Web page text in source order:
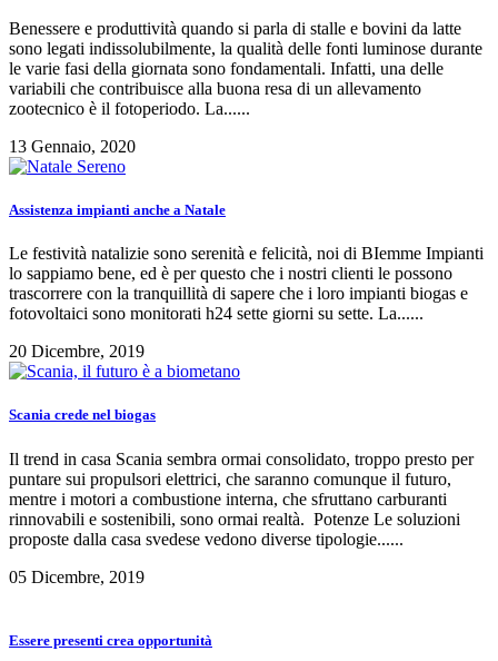
Benessere e produttività quando si parla di stalle e bovini da latte
sono legati indissolubilmente, la qualità delle fonti luminose durante
le varie fasi della giornata sono fondamentali. Infatti, una delle
variabili che contribuisce alla buona resa di un allevamento
zootecnico è il fotoperiodo. La......
13 Gennaio, 2020
Assistenza impianti anche a Natale
Le festività natalizie sono serenità e felicità, noi di BIemme Impianti
lo sappiamo bene, ed è per questo che i nostri clienti le possono
trascorrere con la tranquillità di sapere che i loro impianti biogas e
fotovoltaici sono monitorati h24 sette giorni su sette. La......
20 Dicembre, 2019
Scania crede nel biogas
Il trend in casa Scania sembra ormai consolidato, troppo presto per
puntare sui propulsori elettrici, che saranno comunque il futuro,
mentre i motori a combustione interna, che sfruttano carburanti
rinnovabili e sostenibili, sono ormai realtà. Potenze Le soluzioni
proposte dalla casa svedese vedono diverse tipologie......
05 Dicembre, 2019
Essere presenti crea opportunità